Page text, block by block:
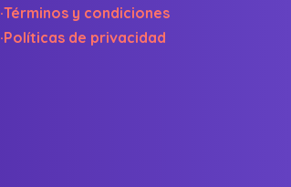
·Términos y condiciones
·Políticas de privacidad